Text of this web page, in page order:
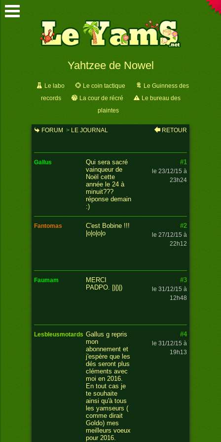
Yahtzee de Nowel
Le labo Le coin tactique
Le Guinness des
records
La cour de récré
Le bureau des
plaintes
FORUM > LE JOURNAL
RETOUR
gallus
Qui sera sacré
vainqueur de
Noël cette
année le 24 à
minuit???
réponse demain
:)
#1
le 23/12/15 à
23h24
fantomas
C'est Bobine !!!
|o|o|o|o
#2
le 27/12/15 à
22h12
faumam
MERCI
PADPO. |)|)|)
#3
le 31/12/15 à
12h48
lesbleusmotards Gallus g repris
mon
abonnement et
j'espère que les
dés seront plus
cléments avec
moi en 2016.
En tout cas je
te souhaite
ainsi qu'à tous
les yamseurs (
comme dirait
Goldo) mes
meilleurs voeux
pour 2016.
#4
le 31/12/15 à
19h13